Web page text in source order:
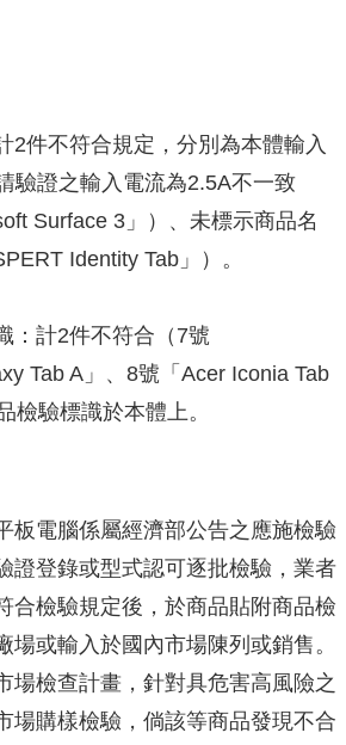
2件不符合規定，分別為本體輸入
驗證之輸入電流為2.5A不一致
Surface 3」）、未標示商品名
Identity Tab」）。
：計2件不符合（7號
Tab A」、8號「Acer Iconia Tab
檢驗標識於本體上。
板電腦係屬經濟部公告之應施檢驗
證登錄或型式認可逐批檢驗，業者
合檢驗規定後，於商品貼附商品檢
場或輸入於國內市場陳列或銷售。
場檢查計畫，針對具危害高風險之
場購樣檢驗，倘該等商品發現不合